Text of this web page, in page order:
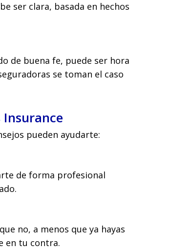
ser clara, basada en hechos
de buena fe, puede ser hora
se toman el caso
Insurance
pueden ayudarte:
de forma profesional
no, a menos que ya hayas
en tu contra.